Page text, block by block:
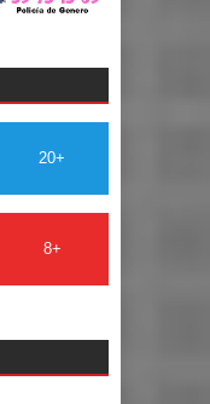
20+
8+